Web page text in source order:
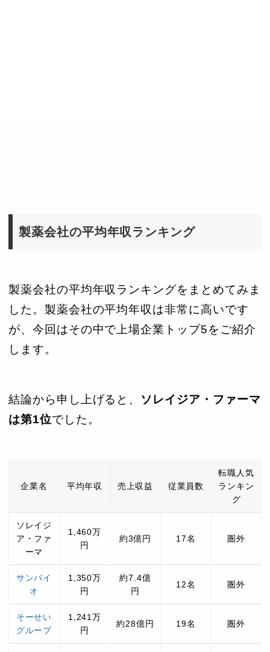
製薬会社の平均年収ランキング
製薬会社の平均年収ランキングをまとめてみま
した。製薬会社の平均年収は非常に高いです
が、今回はその中で上場企業トップ5をご紹介
します。
結論から申し上げると、 ソレイジア・ファーマ
は第1位でした。
企業名 平均年収 売上収益 従業員数
転職人気
ランキン
グ
ソレイジ
ア・ファ
ーマ
1,460万
円
約3億円 17名 圏外
サンバイ
オ
1,350万
円
約7.4億
円
12名 圏外
そーせい
グループ
1,241万
円
約28億円 19名 圏外